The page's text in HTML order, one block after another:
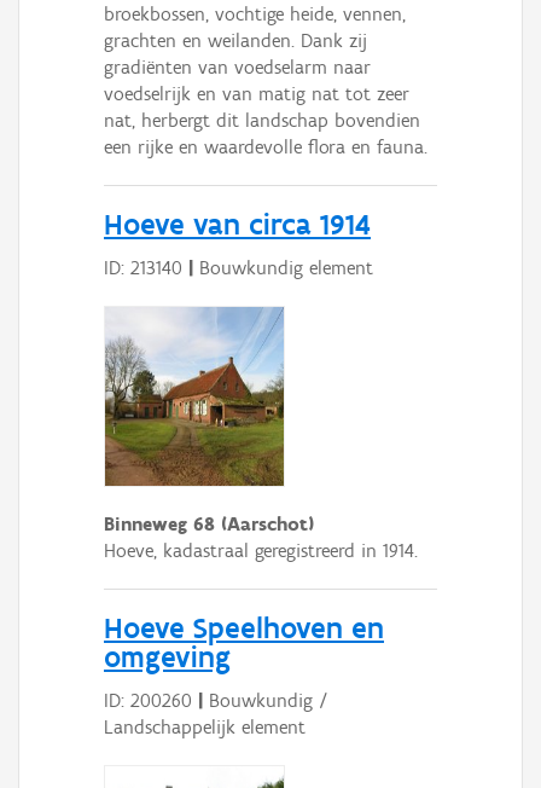
broekbossen, vochtige heide, vennen,
grachten en weilanden. Dank zij
gradiënten van voedselarm naar
voedselrijk en van matig nat tot zeer
nat, herbergt dit landschap bovendien
een rijke en waardevolle flora en fauna.
Hoeve van circa 1914
ID: 213140 | Bouwkundig element
Binneweg 68 (Aarschot)
Hoeve, kadastraal geregistreerd in 1914.
Hoeve Speelhoven en
omgeving
ID: 200260
Bouwkundig /
Landschappelijk element